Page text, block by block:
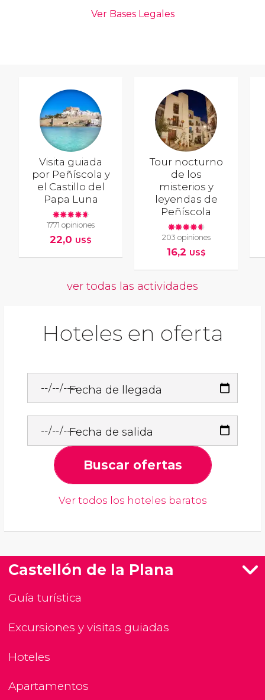
Visita guiada
por Peñíscola y
el Castillo del
Papa Luna
1771 opiniones
22,0 US$
Tour nocturno
de los
misterios y
leyendas de
Peñíscola
203 opiniones
16,2 US$
ver todas las actividades
Hoteles en oferta
Fecha de llegada
Fecha de salida
Buscar ofertas
Ver todos los hoteles baratos
Castellón de la Plana
Guía turística
Excursiones y visitas guiadas
Hoteles
Apartamentos